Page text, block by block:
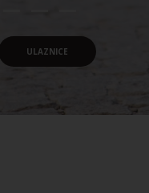
ULAZNICE